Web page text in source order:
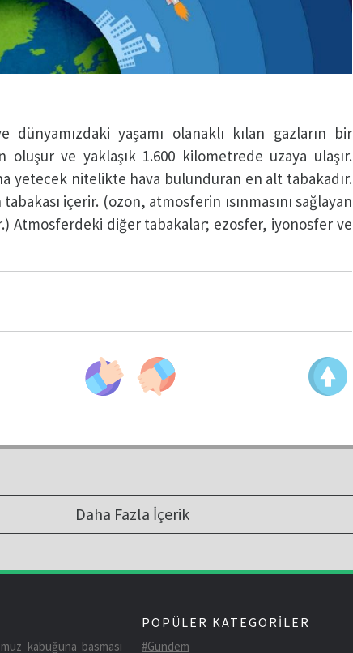
yaşamı olanaklı kılan gazların bir
oluşur ve yaklaşık 1.600 kilometrede uzaya ulaşır.
yetecek nitelikte hava bulunduran en alt tabakadır.
içerir. (ozon, atmosferin ısınmasını sağlayan
Atmosferdeki diğer tabakalar; ezosfer, iyonosfer ve
Daha Fazla İçerik
kabuğuna basması
POPÜLER KATEGORİLER
#Gündem